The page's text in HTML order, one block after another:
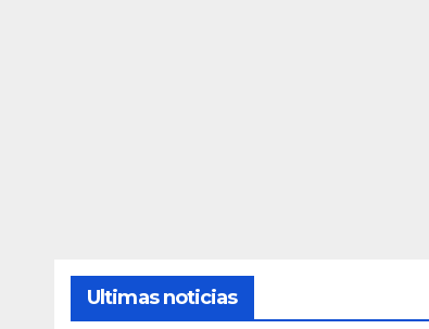
Ultimas noticias